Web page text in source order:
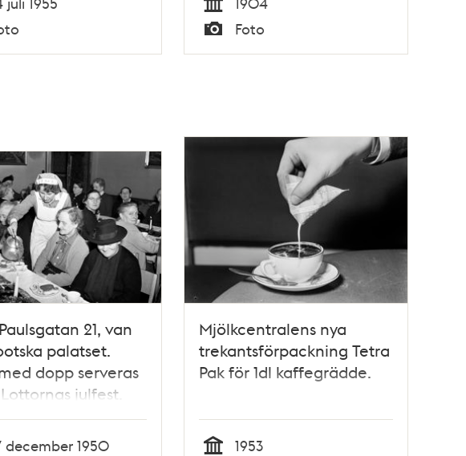
åt företag
sina lokaler
Tid
Typ
Foto
21, van
palatset.
dopp serveras
julfest.
Berglund
december 1950
Mjölkcentralens nya
trekantsförpackning Tetra
Pak för 1dl kaffegrädde.
1953